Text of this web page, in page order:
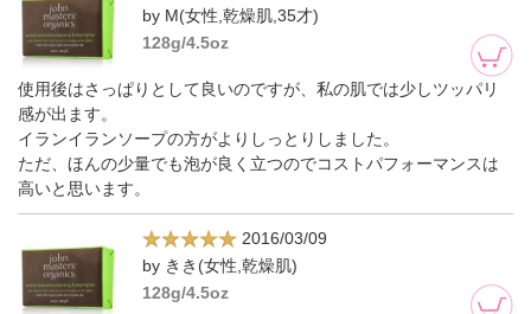
by M(女性,乾燥肌,35才)
128g/4.5oz
使用後はさっぱりとして良いのですが、私の肌では少しツッパリ
感が出ます。
イランイランソープの方がよりしっとりしました。
ただ、ほんの少量でも泡が良く立つのでコストパフォーマンスは
高いと思います。
2016/03/09
by きき(女性,乾燥肌)
128g/4.5oz